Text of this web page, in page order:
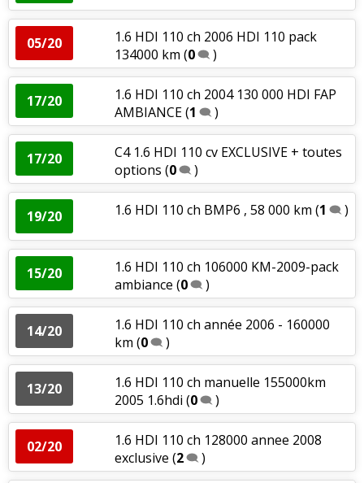
05/20
1.6 HDI 110 ch 2006 HDI 110 pack
134000 km (0 )
17/20
1.6 HDI 110 ch 2004 130 000 HDI FAP
AMBIANCE(1 )
17/20
C4 1.6 HDI 110 cv EXCLUSIVE + toutes
options (0 )
19/20 1.6 HDI 110 ch BMP6 , 58 000 km (1 )
15/20
1.6 HDI 110 ch 106000 KM-2009-pack
ambiance (0 )
14/20
1.6 HDI 110 ch année 2006 - 160000
km (0 )
13/20
1.6 HDI 110 ch manuelle 155000km
2005 1.6hdi (0 )
02/20
1.6 HDI 110 ch 128000 annee 2008
exclusive (2 )